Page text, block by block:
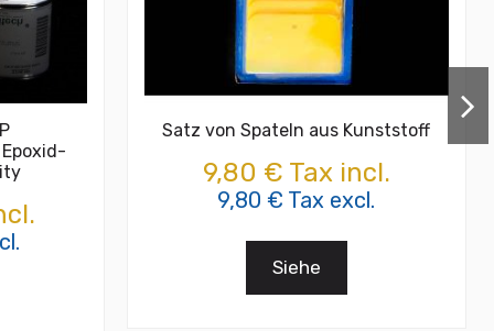
Satz von Spateln aus Kunststoff
9,80 € Tax incl.
9,80 € Tax excl.
Siehe